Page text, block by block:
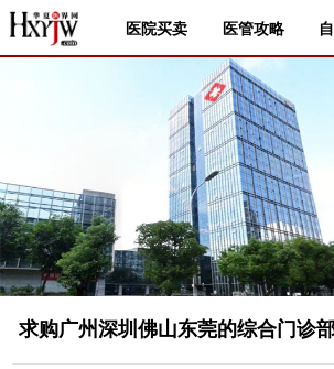
医院买卖 医管攻略
求购广州深圳佛山东莞的综合门诊